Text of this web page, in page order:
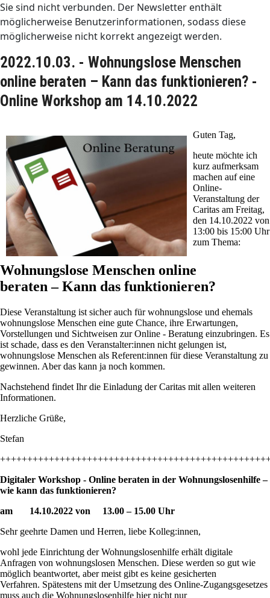
Sie sind nicht verbunden. Der Newsletter enthält
möglicherweise Benutzerinformationen, sodass diese
möglicherweise nicht korrekt angezeigt werden.
2022.10.03. - Wohnungslose Menschen
online beraten – Kann das funktionieren? -
Online Workshop am 14.10.2022